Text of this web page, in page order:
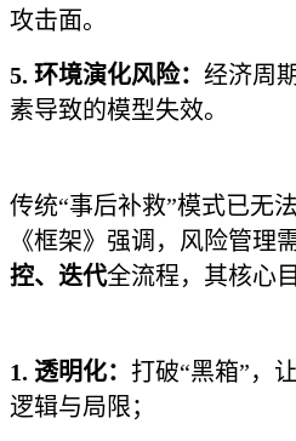
攻击面。
5. 环境演化风险： 经济周
素导致的模型失效。
传统“事后补救”模式已无
《框架》强调，风险管理
控、迭代全流程，其核心
1. 透明化： 打破“黑箱”，
逻辑与局限；